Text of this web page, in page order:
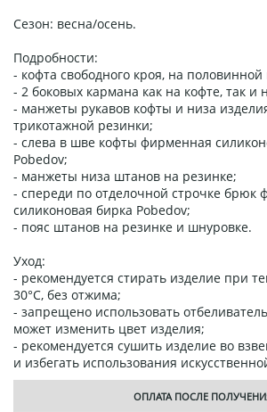
Сезон: весна/осень.
Подробности:
- кофта свободного кроя, на
- 2 боковых кармана как на кофте, так и
- манжеты рукавов кофты и низа
трикотажной резинки;
- слева в шве кофты фирменная
Pobedov;
- манжеты низа штанов на резинке;
- спереди по отделочной строчке брюк
силиконовая бирка Pobedov;
- пояс штанов на резинке и шнуровке.
Уход:
- рекомендуется стирать изделие при
30°C, без отжима;
- запрещено использовать
может изменить цвет изделия;
- рекомендуется сушить изделие во
и избегать использования
ОПЛАТА ПОСЛЕ